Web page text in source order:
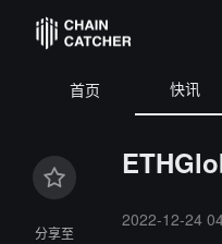
首页 快讯
分享至
2022-12-24